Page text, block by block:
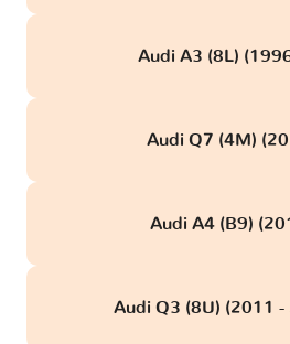
Audi A3 (8L)
Audi Q7 (4M)
Audi A4 (B9)
Audi Q3 (8U) (2011 -